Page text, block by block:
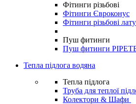
Фітинги різьбові
Фітинги Євроконус
Фітинги різьбові
Пуш фитинги
Пуш фитинги
Тепла підлога водяна
Тепла підлога
Труба для теплої
Колектори & Шафи